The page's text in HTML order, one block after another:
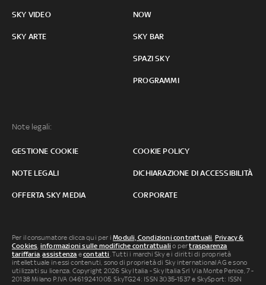
SKY VIDEO
SKY ARTE
NOW
SKY BAR
SPAZI SKY
PROGRAMMI
Note legali:
GESTIONE COOKIE COOKIE POLICY
NOTE LEGALI DICHIARAZIONE DI ACCESSIBILITÀ
OFFERTA SKY MEDIA CORPORATE
Per il consumatore clicca qui per iModuli, Condizioni contrattuali, Privacy &
Cookies, informazioni sulle modifiche contrattuali o pertrasparenza
tariffaria,assistenza econtatti. Tutti i marchi Sky e i diritti di proprietà
intellettuale in essi contenuti, sono di proprietà di Sky international AG e sono
utilizzati su licenza. Copyright 2026 Sky Italia - Sky Italia Srl Via Monte Penice, 7 -
20138 Milano P.IVA 04619241005. SkyTG24: ISSN 3035-1537 e SkySport: ISSN